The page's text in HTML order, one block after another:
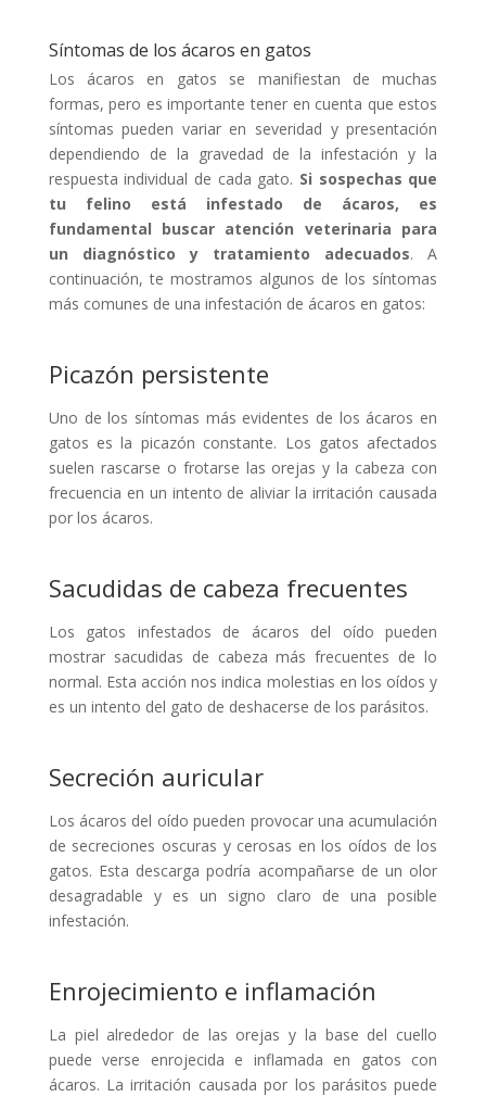
Síntomas de los ácaros en gatos
Los ácaros en gatos se manifiestan de muchas
formas, pero es importante tener en cuenta que estos
síntomas pueden variar en severidad y presentación
dependiendo de la gravedad de la infestación y la
respuesta individual de cada gato. Si sospechas que
tu felino está infestado de ácaros, es
fundamental buscar atención veterinaria para
un diagnóstico y tratamiento adecuados. A
continuación, te mostramos algunos de los síntomas
más comunes de una infestación de ácaros en gatos:
Picazón persistente
Uno de los síntomas más evidentes de los ácaros en
gatos es la picazón constante. Los gatos afectados
suelen rascarse o frotarse las orejas y la cabeza con
frecuencia en un intento de aliviar la irritación causada
por los ácaros.
Sacudidas de cabeza frecuentes
Los gatos infestados de ácaros del oído pueden
mostrar sacudidas de cabeza más frecuentes de lo
normal. Esta acción nos indica molestias en los oídos y
es un intento del gato de deshacerse de los parásitos.
Secreción auricular
Los ácaros del oído pueden provocar una acumulación
de secreciones oscuras y cerosas en los oídos de los
gatos. Esta descarga podría acompañarse de un olor
desagradable y es un signo claro de una posible
infestación.
Enrojecimiento e inflamación
La piel alrededor de las orejas y la base del cuello
puede verse enrojecida e inflamada en gatos con
ácaros. La irritación causada por los parásitos puede